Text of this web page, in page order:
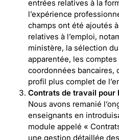
entrées relatives à la
l’expérience
champs ont été ajoutés
relatives à l’emploi,
ministère, la sélection
apparentée, les
coordonnées bancaires,
profil plus complet de
Contrats de travail pour
Nous avons remanié
enseignants en
module appelé «
une gestion détaillée